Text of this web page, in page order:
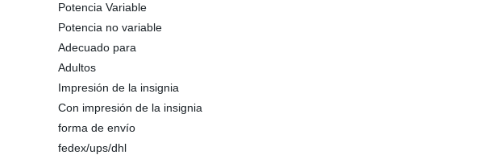
Potencia Variable
Potencia no variable
Adecuado para
Adultos
Impresión de la insignia
Con impresión de la insignia
forma de envío
fedex/ups/dhl